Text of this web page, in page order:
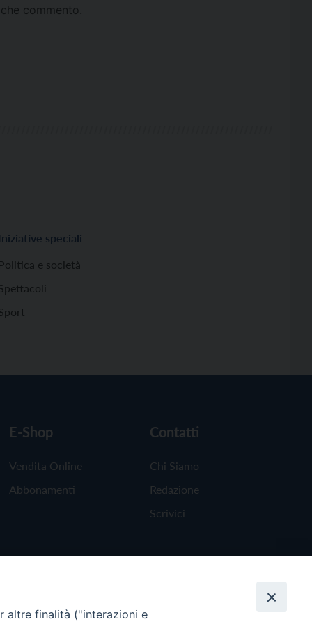
commento.
Iniziative speciali
Politica e società
E-Shop
Vendita Online
Abbonamenti
Contatti
Chi Siamo
Redazione
Scrivici
altre finalità ("interazioni e